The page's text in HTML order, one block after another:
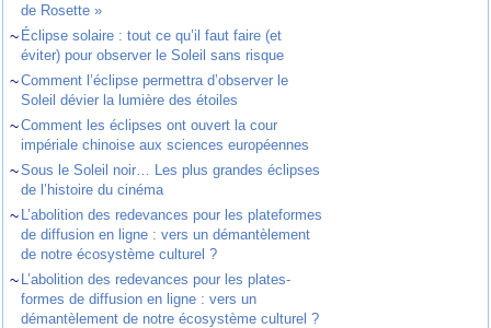
de Rosette »
~ Éclipse solaire : tout ce qu’il faut faire (et
éviter) pour observer le Soleil sans risque
~Comment l’éclipse permettra d’observer le
Soleil dévier la lumière des étoiles
~Comment les éclipses ont ouvert la cour
impériale chinoise aux sciences européennes
~Sous le Soleil noir… Les plus grandes éclipses
de l’histoire du cinéma
~ L’abolition des redevances pour les plateformes
de diffusion en ligne : vers un démantèlement
de notre écosystème culturel ?
~ L’abolition des redevances pour les plates-
formes de diffusion en ligne : vers un
démantèlement de notre écosystème culturel ?